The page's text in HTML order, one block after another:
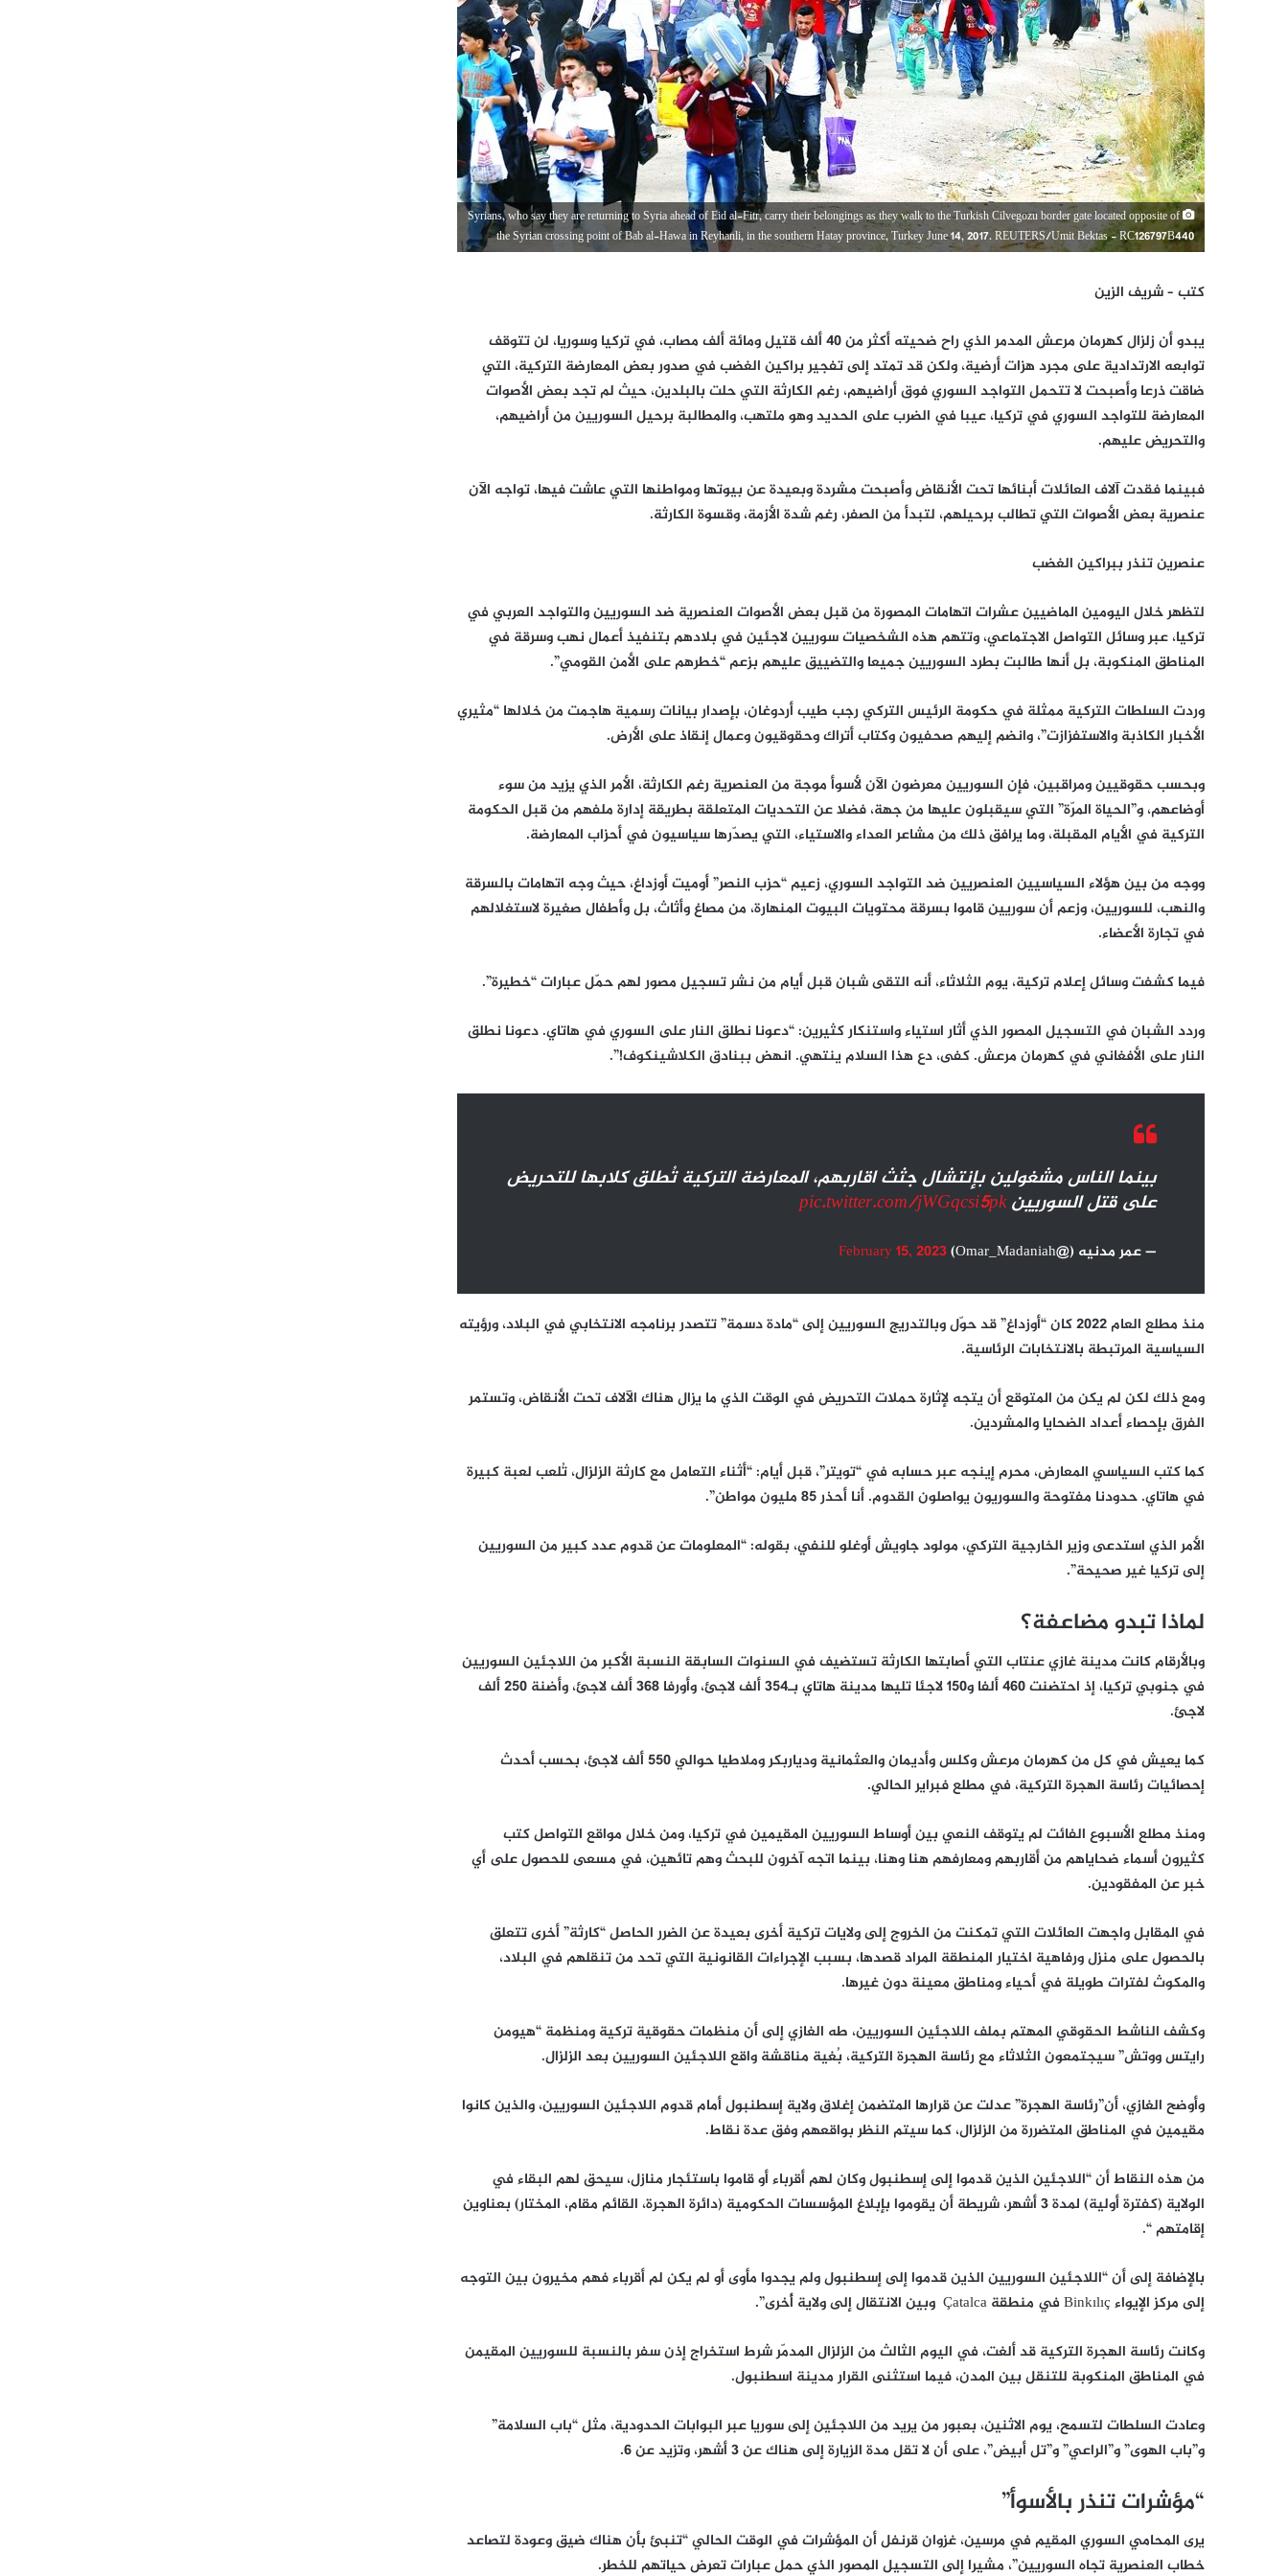
Syrians, who say they are returning to Syria ahead of Eid al-Fitr, carry their belongings as they walk to the Turkish Cilvegozu border gate located opposite of
the Syrian crossing point of Bab al-Hawa in Reyhanli, in the southern Hatay province, Turkey June 14, 2017. REUTERS/Umit Bektas - RC126797B440
كتب – شريف الزين
يبدو أن زلزال كهرمان مرعش المدمر الذي راح ضحيته أكثر من 40 ألف قتيل ومائة ألف مصاب، في تركيا وسوريا، لن تتوقف
توابعه الارتدادية على مجرد هزات أرضية، ولكن قد تمتد إلى تفجير براكين الغضب في صدور بعض المعارضة التركية، التي
ضاقت ذرعا وأصبحت لا تتحمل التواجد السوري فوق أراضيهم، رغم الكارثة التي حلت بالبلدين، حيث لم تجد بعض الأصوات
المعارضة للتواجد السوري في تركيا، عيبا في الضرب على الحديد وهو ملتهب، والمطالبة برحيل السوريين من أراضيهم،
والتحريض عليهم.
فبينما فقدت آلاف العائلات أبنائها تحت الأنقاض وأصبحت مشردة وبعيدة عن بيوتها ومواطنها التي عاشت فيها، تواجه الآن
عنصرية بعض الأصوات التي تطالب برحيلهم، لتبدأ من الصفر، رغم شدة الأزمة، وقسوة الكارثة.
عنصرين تنذر ببراكين الغضب
لتظهر خلال اليومين الماضيين عشرات اتهامات المصورة من قبل بعض الأصوات العنصرية ضد السوريين والتواجد العربي في
تركيا، عبر وسائل التواصل الاجتماعي، وتتهم هذه الشخصيات سوريين لاجئين في بلادهم بتنفيذ أعمال نهب وسرقة في
المناطق المنكوبة، بل أنها طالبت بطرد السوريين جميعا والتضييق عليهم بزعم “خطرهم على الأمن القومي”.
وردت السلطات التركية ممثلة في حكومة الرئيس التركي رجب طيب أردوغان، بإصدار بيانات رسمية هاجمت من خلالها “مثيري
الأخبار الكاذبة والاستفزازت”، وانضم إليهم صحفيون وكتاب أتراك وحقوقيون وعمال إنقاذ على الأرض.
وبحسب حقوقيين ومراقبين، فإن السوريين معرضون الآن لأسوأ موجة من العنصرية رغم الكارثة، الأمر الذي يزيد من سوء
أوضاعهم، و”الحياة المرّة” التي سيقبلون عليها من جهة، فضلا عن التحديات المتعلقة بطريقة إدارة ملفهم من قبل الحكومة
التركية في الأيام المقبلة، وما يرافق ذلك من مشاعر العداء والاستياء، التي يصدّرها سياسيون في أحزاب المعارضة.
ووجه من بين هؤلاء السياسيين العنصريين ضد التواجد السوري، زعيم “حزب النصر” أوميت أوزداغ، حيث وجه اتهامات بالسرقة
والنهب، للسوريين، وزعم أن سوريين قاموا بسرقة محتويات البيوت المنهارة، من مصاغ وأثاث، بل وأطفال صغيرة لاستغلالهم
في تجارة الأعضاء.
فيما كشفت وسائل إعلام تركية، يوم الثلاثاء، أنه التقى شبان قبل أيام من نشر تسجيل مصور لهم حمّل عبارات “خطيرة”.
وردد الشبان في التسجيل المصور الذي أثار استياء واستنكار كثيرين: “دعونا نطلق النار على السوري في هاتاي. دعونا نطلق
النار على الأفغاني في كهرمان مرعش. كفى، دع هذا السلام ينتهي. انهض ببنادق الكلاشينكوف!”.
بينما الناس مشغولين بإنتشال جثث اقاربهم، المعارضة التركية تُطلق كلابها للتحريض
على قتل السوريينpic.twitter.com/jWGqcsi5pk
— عمر مدنيه (@Omar_Madaniah) February 15, 2023
منذ مطلع العام 2022 كان “أوزداغ” قد حوّل وبالتدريج السوريين إلى “مادة دسمة” تتصدر برنامجه الانتخابي في البلاد، ورؤيته
السياسية المرتبطة بالانتخابات الرئاسية.
ومع ذلك لكن لم يكن من المتوقع أن يتجه لإثارة حملات التحريض في الوقت الذي ما يزال هناك الآلاف تحت الأنقاض، وتستمر
الفرق بإحصاء أعداد الضحايا والمشردين.
كما كتب السياسي المعارض، محرم إينجه عبر حسابه في “تويتر”، قبل أيام: “أثناء التعامل مع كارثة الزلزال، تُلعب لعبة كبيرة
في هاتاي. حدودنا مفتوحة والسوريون يواصلون القدوم. أنا أحذر 85 مليون مواطن”.
الأمر الذي استدعى وزير الخارجية التركي، مولود جاويش أوغلو للنفي، بقوله: “المعلومات عن قدوم عدد كبير من السوريين
إلى تركيا غير صحيحة”.
لماذا تبدو مضاعفة؟
وبالأرقام كانت مدينة غازي عنتاب التي أصابتها الكارثة تستضيف في السنوات السابقة النسبة الأكبر من اللاجئين السوريين
في جنوبي تركيا، إذ احتضنت 460 ألفا و150 لاجئا تليها مدينة هاتاي بـ354 ألف لاجئ، وأورفا 368 ألف لاجئ، وأضنة 250 ألف
لاجئ.
كما يعيش في كل من كهرمان مرعش وكلس وأديمان والعثمانية ودياربكر وملاطيا حوالي 550 ألف لاجئ، بحسب أحدث
إحصائيات رئاسة الهجرة التركية، في مطلع فبراير الحالي.
ومنذ مطلع الأسبوع الفائت لم يتوقف النعي بين أوساط السوريين المقيمين في تركيا، ومن خلال مواقع التواصل كتب
كثيرون أسماء ضحاياهم من أقاربهم ومعارفهم هنا وهنا، بينما اتجه آخرون للبحث وهم تائهين، في مسعى للحصول على أي
خبر عن المفقودين.
في المقابل واجهت العائلات التي تمكنت من الخروج إلى ولايات تركية أخرى بعيدة عن الضرر الحاصل “كارثة” أخرى تتعلق
بالحصول على منزل ورفاهية اختيار المنطقة المراد قصدها، بسبب الإجراءات القانونية التي تحد من تنقلهم في البلاد،
والمكوث لفترات طويلة في أحياء ومناطق معينة دون غيرها.
وكشف الناشط الحقوقي المهتم بملف اللاجئين السوريين، طه الغازي إلى أن منظمات حقوقية تركية ومنظمة “هيومن
رايتس ووتش” سيجتمعون الثلاثاء مع رئاسة الهجرة التركية، بُغية مناقشة واقع اللاجئين السوريين بعد الزلزال.
وأوضح الغازي، أن”رئاسة الهجرة” عدلت عن قرارها المتضمن إغلاق ولاية إسطنبول أمام قدوم اللاجئين السوريين، والذين كانوا
مقيمين في المناطق المتضررة من الزلزال، كما سيتم النظر بواقعهم وفق عدة نقاط.
من هذه النقاط أن “اللاجئين الذين قدموا إلى إسطنبول وكان لهم أقرباء أو قاموا باستئجار منازل، سيحق لهم البقاء في
الولاية (كفترة أولية) لمدة 3 أشهر، شريطة أن يقوموا بإبلاغ المؤسسات الحكومية (دائرة الهجرة، القائم مقام، المختار) بعناوين
إقامتهم “.
بالإضافة إلى أن “اللاجئين السوريين الذين قدموا إلى إسطنبول ولم يجدوا مأوى أو لم يكن لم أقرباء فهم مخيرون بين التوجه
إلى مركز الإيواء Binkılıç في منطقة Çatalca وبين الانتقال إلى ولاية أُخرى”.
وكانت رئاسة الهجرة التركية قد ألغت، في اليوم الثالث من الزلزال المدمّر شرط استخراج إذن سفر بالنسبة للسوريين المقيمن
في المناطق المنكوبة للتنقل بين المدن، فيما استثنى القرار مدينة اسطنبول.
وعادت السلطات لتسمح، يوم الاثنين، بعبور من يريد من اللاجئين إلى سوريا عبر البوابات الحدودية، مثل “باب السلامة”
و”باب الهوى” و”الراعي” و”تل أبيض”، على أن لا تقل مدة الزيارة إلى هناك عن 3 أشهر، وتزيد عن 6.
“مؤشرات تنذر بالأسوأ”
يرى المحامي السوري المقيم في مرسين، غزوان قرنفل أن المؤشرات في الوقت الحالي “تنبئ بأن هناك ضيق وعودة لتصاعد
خطاب العنصرية تجاه السوريين”، مشيرا إلى التسجيل المصور الذي حمل عبارات تعرض حياتهم للخطر.